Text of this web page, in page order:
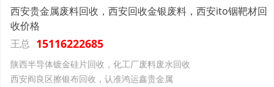
西安贵金属废料回收，西安回收金银废料，西安ito铟靶材回
收价格
王总 15116222685
陕西半导体镀金硅片回收，化工厂废料废水回收
西安阎良区擦银布回收，认准鸿运鑫贵金属